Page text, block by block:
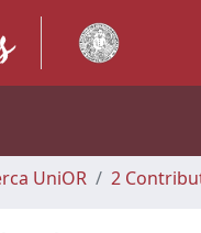
UniOR 2